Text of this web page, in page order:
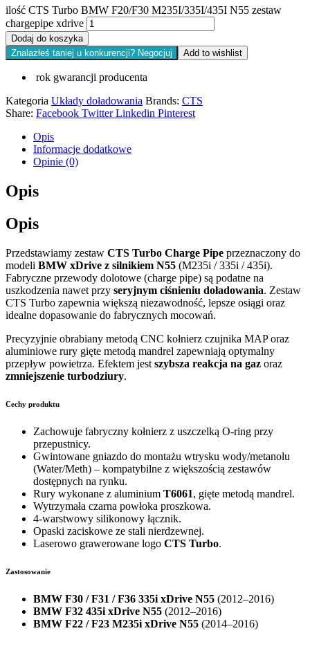
ilość CTS Turbo BMW F20/F30 M235I/335I/435I N55 zestaw
chargepipe xdrive
Dodaj do koszyka
Znalazłeś taniej u konkurencji? Negocjuj
Add to wishlist
rok gwarancji producenta
Kategoria Układy doładowania Brands: CTS
Share: Facebook Twitter Linkedin Pinterest
Opis
Informacje dodatkowe
Opinie (0)
Opis
Opis
Przedstawiamy zestaw CTS Turbo Charge Pipe przeznaczony do
modeli BMW xDrive z silnikiem N55 (M235i / 335i / 435i).
Fabryczne przewody dolotowe (charge pipe) są podatne na
uszkodzenia nawet przy seryjnym ciśnieniu doładowania. Zestaw
CTS Turbo zapewnia większą niezawodność, lepsze osiągi oraz
idealne dopasowanie do fabrycznych mocowań.
Precyzyjnie obrabiany metodą CNC kołnierz czujnika MAP oraz
aluminiowe rury gięte metodą mandrel zapewniają optymalny
przepływ powietrza. Efektem jest szybsza reakcja na gaz oraz
zmniejszenie turbodziury.
Cechy produktu
Zachowuje fabryczny kołnierz z uszczelką O-ring przy
przepustnicy.
Gwintowane gniazdo do montażu wtrysku wody/metanolu
(Water/Meth) – kompatybilne z większością zestawów
dostępnych na rynku.
Rury wykonane z aluminium T6061, gięte metodą mandrel.
Wytrzymała czarna powłoka proszkowa.
4-warstwowy silikonowy łącznik.
Opaski zaciskowe ze stali nierdzewnej.
Laserowo grawerowane logo CTS Turbo.
Zastosowanie
BMW F30 / F31 / F36 335i xDrive N55 (2012–2016)
BMW F32 435i xDrive N55 (2012–2016)
BMW F22 / F23 M235i xDrive N55 (2014–2016)